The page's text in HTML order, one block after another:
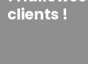
clients !